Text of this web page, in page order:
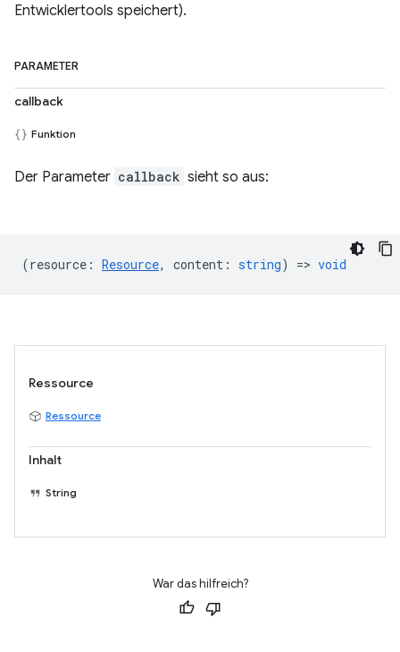
Entwicklertools speichert).
PARAMETER
callback
Funktion
Der Parameter callback sieht so aus:
(resource : Resource, content : string) => void
Ressource
Ressource
Inhalt
String
War das hilfreich?